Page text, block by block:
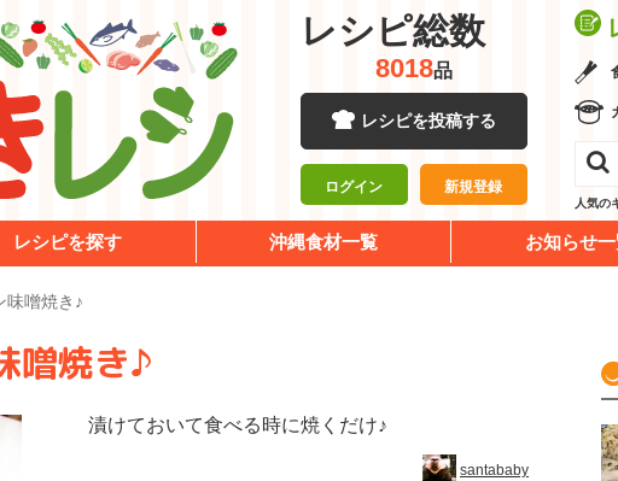
レシピ総数
8018品
レシピを投稿する
ログイン 新規登録
人気の
レシピを探す 沖縄食材一覧 お知らせ
味噌焼き♪
噌焼き♪
漬けておいて食べる時に焼くだけ♪
santababy